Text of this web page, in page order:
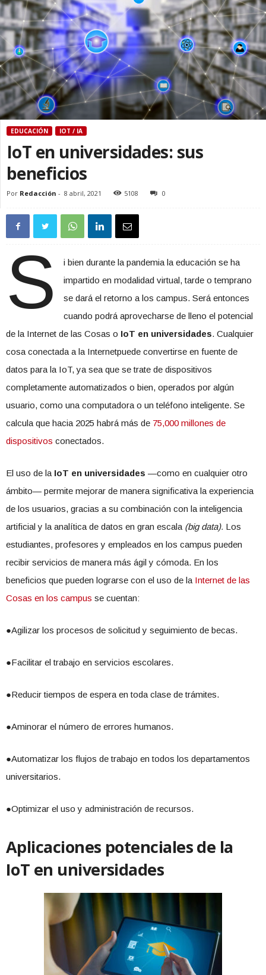
EDUCACIÓN IOT / IA
IoT en universidades: sus
beneficios
Por Redacción - 8 abril, 2021 5108 0
S
i bien durante la pandemia la educación se ha
impartido en modalidad virtual, tarde o temprano
se dará el retorno a los campus. Será entonces
cuando podrá aprovecharse de lleno el potencial
de la Internet de las Cosas o IoT en universidades. Cualquier
cosa conectada a la Internetpuede convertirse en fuente de
datos para la IoT, ya sea que se trate de dispositivos
completamente automatizados o bien, operados por algún
usuario, como una computadora o un teléfono inteligente. Se
calcula que hacia 2025 habrá más de 75,000 millones de
dispositivos conectados.
El uso de la IoT en universidades —como en cualquier otro
ámbito— permite mejorar de manera significativa la experiencia
de los usuarios, gracias a su combinación con la inteligencia
artificial y la analítica de datos en gran escala (big data). Los
estudiantes, profesores y empleados en los campus pueden
recibir servicios de manera más ágil y cómoda. En los
beneficios que pueden lograrse con el uso de la Internet de las
Cosas en los campus se cuentan:
●Agilizar los procesos de solicitud y seguimiento de becas.
●Facilitar el trabajo en servicios escolares.
●Reducir tiempos de espera en toda clase de trámites.
●Aminorar el número de errores humanos.
●Automatizar los flujos de trabajo en todos los departamentos
universitarios.
●Optimizar el uso y administración de recursos.
Aplicaciones potenciales de la
IoT en universidades